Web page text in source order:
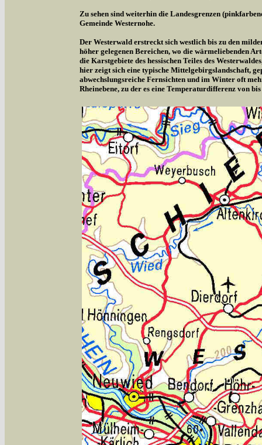
Zu sehen sind weiterhin die Landesgrenzen
Gemeinde Westernohe.
Der Westerwald erstreckt sich westlich bis zu den
höher gelegenen Bereichen, wo die wärmeliebenden
die Karstgebiete des hessischen Teiles des
hier zeigt sich eine typische Mittelgebirgslandschaft,
abwechslungsreiche Fernsichten und im Winter oft
Rheinebene, zu der es eine Temperaturdifferenz von